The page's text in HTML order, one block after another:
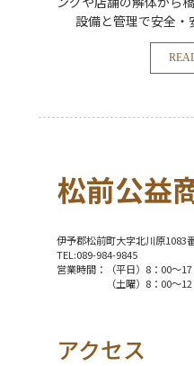
設備と管理で安全・
松前公益
伊予郡松前町大字北川原1083
TEL:089-984-9845
営業時間：（平日）8：00～
（土曜）8：00～12
アクセス